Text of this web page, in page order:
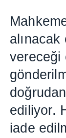
al ınacak
vereceği
doğ
ediliyor.
iade